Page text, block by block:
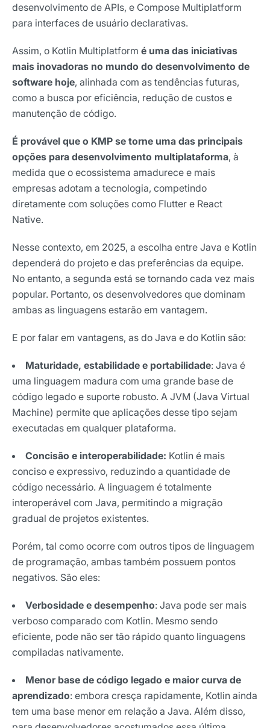
desenvolvimento de APIs, e Compose Multiplatform
para interfaces de usuário declarativas.
Assim, o Kotlin Multiplatform é uma das iniciativas
mais inovadoras no mundo do desenvolvimento de
software hoje, alinhada com as tendências futuras,
como a busca por eficiência, redução de custos e
manutenção de código.
É provável que o KMP se torne uma das principais
opções para desenvolvimento multiplataforma, à
medida que o ecossistema amadurece e mais
empresas adotam a tecnologia, competindo
diretamente com soluções como Flutter e React
Native.
Nesse contexto, em 2025, a escolha entre Java e Kotlin
dependerá do projeto e das preferências da equipe.
No entanto, a segunda está se tornando cada vez mais
popular. Portanto, os desenvolvedores que dominam
ambas as linguagens estarão em vantagem.
E por falar em vantagens, as do Java e do Kotlin são:
Maturidade, estabilidade e portabilidade: Java é
uma linguagem madura com uma grande base de
código legado e suporte robusto. A JVM (Java Virtual
Machine) permite que aplicações desse tipo sejam
executadas em qualquer plataforma.
Concisão e interoperabilidade: Kotlin é mais
conciso e expressivo, reduzindo a quantidade de
código necessário. A linguagem é totalmente
interoperável com Java, permitindo a migração
gradual de projetos existentes.
Porém, tal como ocorre com outros tipos de linguagem
de programação, ambas também possuem pontos
negativos. São eles:
Verbosidade e desempenho: Java pode ser mais
verboso comparado com Kotlin. Mesmo sendo
eficiente, pode não ser tão rápido quanto linguagens
compiladas nativamente.
Menor base de código legado e maior curva de
aprendizado: embora cresça rapidamente, Kotlin ainda
tem uma base menor em relação a Java. Além disso,
Receba os melhores insights da Locaweb
Tendências e materiais exclusivos do mercado
digital que valem a leitura.